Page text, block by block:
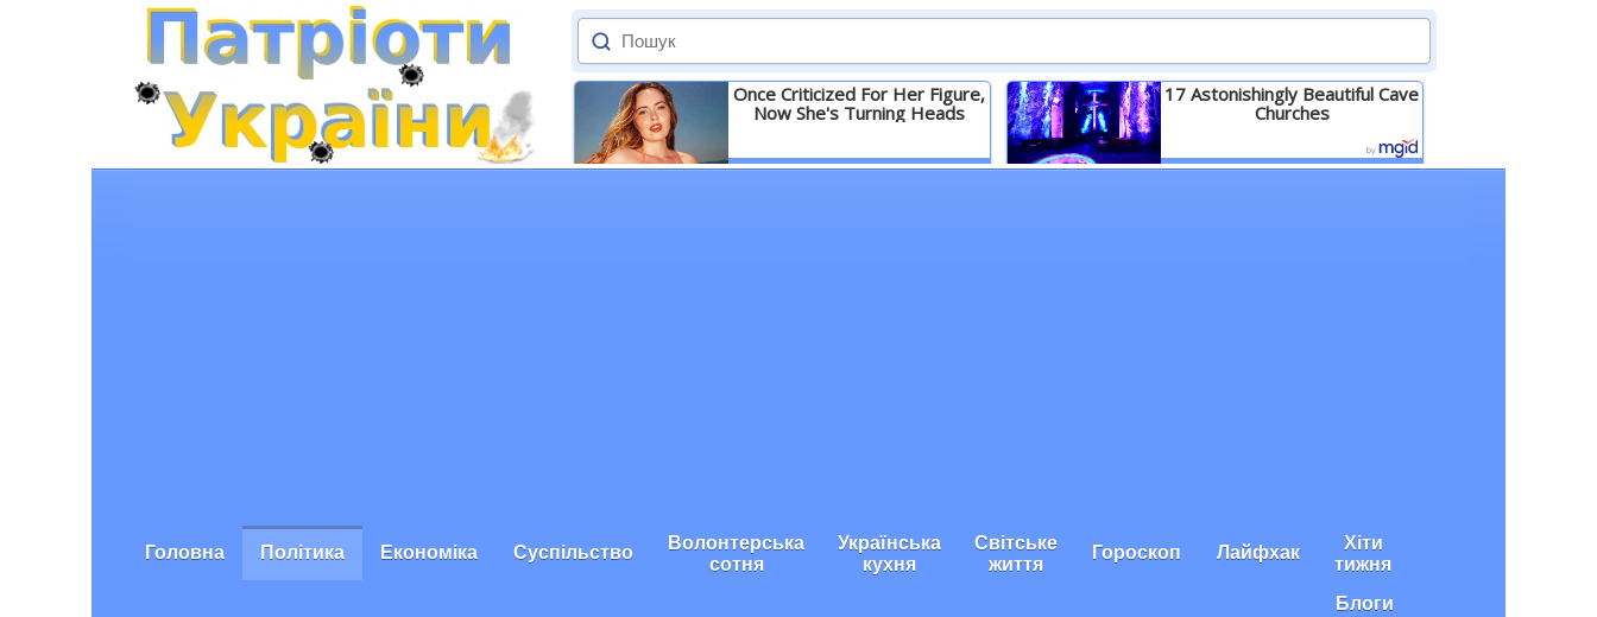
Once Criticized For Her Figure,
Now She's Turning Heads
Детальніше
17 Astonishingly Beautiful Cave
Churches
Детальніше
Головна Політика Економіка Суспільство Волонтерська
сотня
Українська
кухня
Світське
життя Гороскоп Лайфхак Хіти
тижня
Блоги